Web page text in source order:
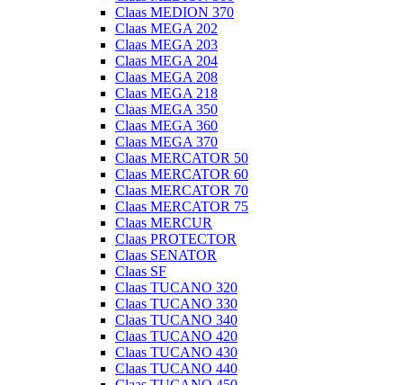
Claas MEDION 370
Claas MEGA 202
Claas MEGA 203
Claas MEGA 204
Claas MEGA 208
Claas MEGA 218
Claas MEGA 350
Claas MEGA 360
Claas MEGA 370
Claas MERCATOR 50
Claas MERCATOR 60
Claas MERCATOR 70
Claas MERCATOR 75
Claas MERCUR
Claas PROTECTOR
Claas SENATOR
Claas SF
Claas TUCANO 320
Claas TUCANO 330
Claas TUCANO 340
Claas TUCANO 420
Claas TUCANO 430
Claas TUCANO 440